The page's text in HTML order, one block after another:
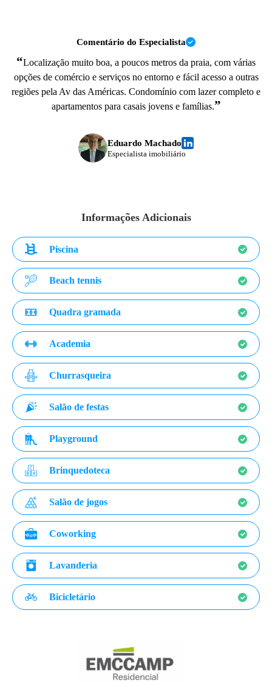
Comentário do Especialista
“Localização muito boa, a poucos metros da praia, com várias
opções de comércio e serviços no entorno e fácil acesso a outras
regiões pela Av das Américas. Condomínio com lazer completo e
apartamentos para casais jovens e famílias.”
Eduardo Machado
Especialista imobiliário
Informações Adicionais
Piscina
Beach tennis
Quadra gramada
Academia
Churrasqueira
Salão de festas
Playground
Brinquedoteca
Salão de jogos
Coworking
Lavanderia
Bicicletário